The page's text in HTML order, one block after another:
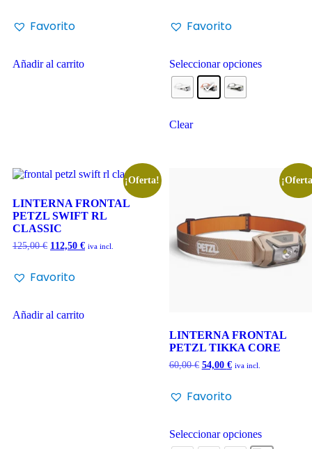
Favorito
Añadir al carrito
Favorito
Seleccionar opciones
Clear
¡Oferta!
LINTERNA FRONTAL
PETZL SWIFT RL
CLASSIC
125,00€ 112,50 € iva incl.
Favorito
Añadir al carrito
LINTERNA FRONTAL
PETZL TIKKA CORE
60,00€ 54,00 € iva incl.
Favorito
Seleccionar opciones